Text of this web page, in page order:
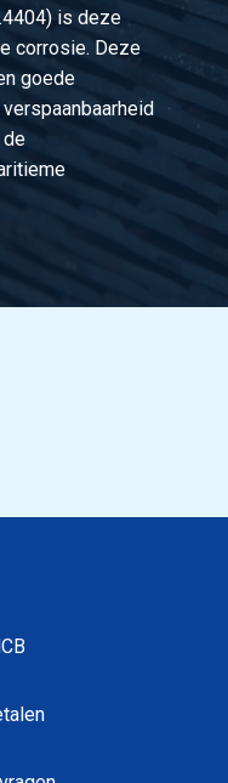
is deze
corrosie. Deze
goede